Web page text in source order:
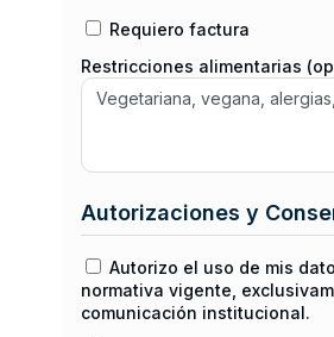
Requiero factura
Restricciones alimentarias
Autorizaciones y
Autorizo el uso de mis
normativa vigente,
comunicación institucional.